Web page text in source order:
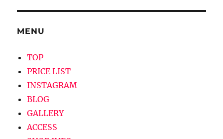
ョ
ン
MENU
TOP
PRICE LIST
INSTAGRAM
BLOG
GALLERY
ACCESS